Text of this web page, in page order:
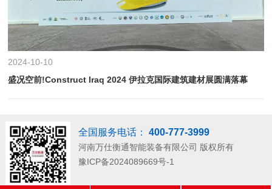
2024-10-10
盛况空前!Construct Iraq 2024 伊拉克国际建筑建材展圆满落幕
全国服务电话： 400-777-3999
河南万仕衡通智能装备有限公司
版权所有
豫ICP备2024089669号-1